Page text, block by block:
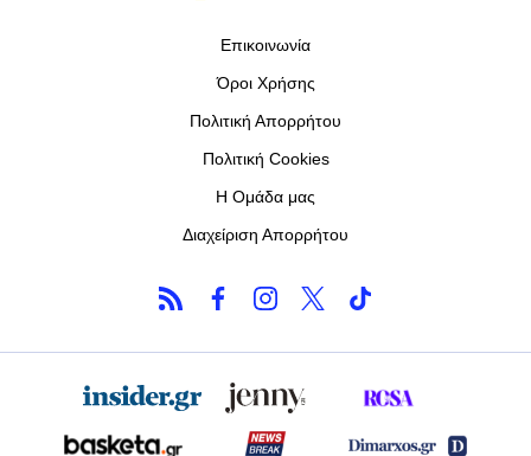
Επικοινωνία
Όροι Χρήσης
Πολιτική Απορρήτου
Πολιτική Cookies
Η Ομάδα μας
Διαχείριση Απορρήτου